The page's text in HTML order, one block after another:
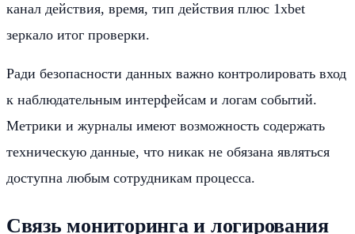
канал действия, время, тип действия плюс 1xbet
зеркало итог проверки.
Ради безопасности данных важно контролировать вход
к наблюдательным интерфейсам и логам событий.
Метрики и журналы имеют возможность содержать
техническую данные, что никак не обязана являться
доступна любым сотрудникам процесса.
Связь мониторинга и логирования